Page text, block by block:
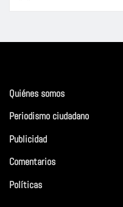
Quiénes somos
Periodismo ciudadano
Publicidad
Comentarios
Políticas